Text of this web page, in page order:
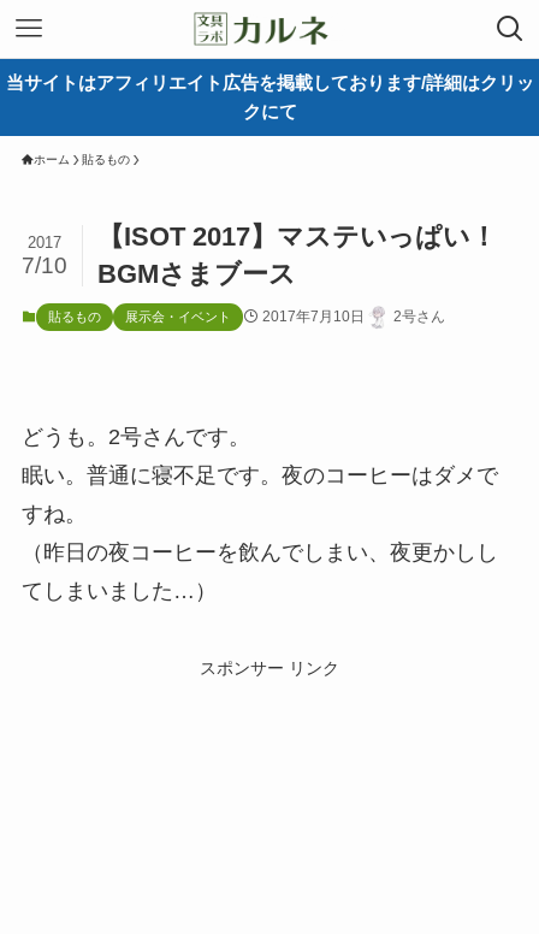
当サイトはアフィリエイト広告を掲載しております/詳細はクリッ
クにて
ホーム 貼るもの
【ISOT 2017】マステいっぱい！
BGMさまブース
2017
7/10
貼るもの 展示会・イベント 2017年7月10日 2号さん
どうも。2号さんです。
眠い。普通に寝不足です。夜のコーヒーはダメで
すね。
（昨日の夜コーヒーを飲んでしまい、夜更かしし
てしまいました…）
スポンサー リンク